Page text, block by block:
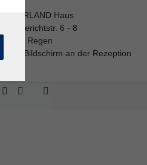
ARBERLAND Haus
Amtsgerichtstr. 6 - 8
94209 Regen
siehe Bildschirm an der Rezeption